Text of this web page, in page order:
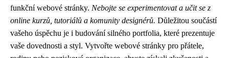
funkční webové stránky. Nebojte se experimentovat a učit se z
online kurzů, tutoriálů a komunity designérů. Důležitou součástí
vašeho úspěchu je i budování silného portfolia, které prezentuje
vaše dovednosti a styl. Vytvořte webové stránky pro přátele,